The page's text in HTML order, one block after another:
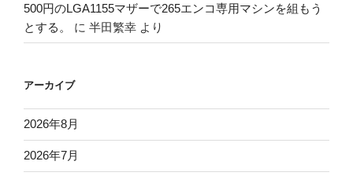
500円のLGA1155マザーで265エンコ専用マシンを組もう
とする。
に 半田繁幸 より
アーカイブ
2026年8月
2026年7月